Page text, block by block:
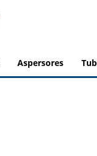
aspersores